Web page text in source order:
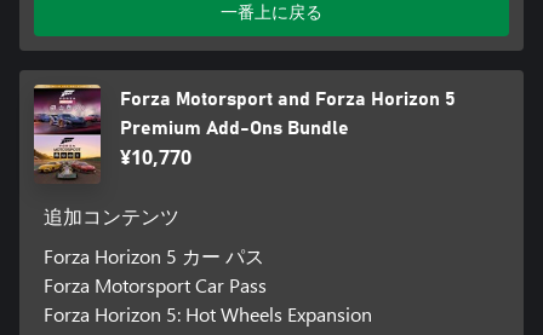
一番上に戻る
Forza Motorsport and Forza Horizon 5
Premium Add-Ons Bundle
¥10,770
追加コンテンツ
Forza Horizon 5 カー パス
Forza Motorsport Car Pass
Forza Horizon 5: Hot Wheels Expansion